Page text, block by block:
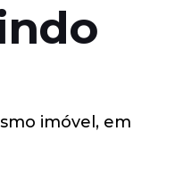
imóvel, em